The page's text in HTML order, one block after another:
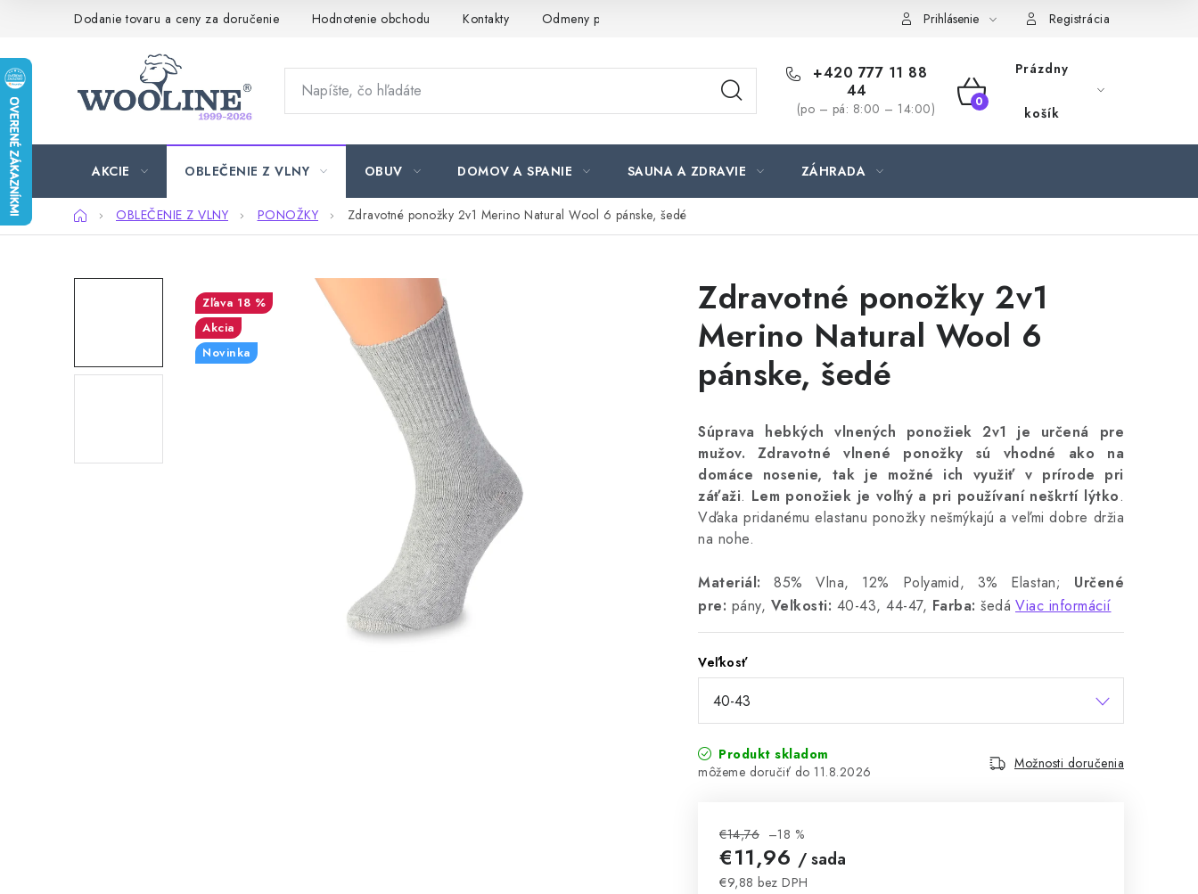
Dodanie tovaru a ceny za doručenie Hodnotenie obchodu Kontakty Odmeny pre našich zákazníkov Prihlásenie Registrácia
+420 777 11 88
44
(po – pá: 8:00 – 14:00)
NÁKUPNÝ
Prázdny
košík
AKCIE OBLEČENIE Z VLNY OBUV DOMOV A SPANIE SAUNA A ZDRAVIE ZÁHRADA
DomovOBLEČENIE Z VLNY PONOŽKY Zdravotné ponožky 2v1 Merino Natural Wool 6 pánske, šedé
Zdravotné ponožky 2v1
Merino Natural Wool 6
pánske, šedé
Súprava hebkých vlnených ponožiek 2v1 je určená pre
mužov.
Zdravotné vlnené ponožky sú vhodné ako na
domáce nosenie, tak je možné ich využiť v prírode pri
záťaži. Lem ponožiek je voľný a pri používaní neškrtí lýtko.
Vďaka pridanému elastanu ponožky nešmýkajú a veľmi dobre držia
na nohe.
Materiál: 85% Vlna, 12% Polyamid, 3% Elastan;
Určené
pre: pány, Veľkosti: 40-43, 44-47, Farba: šedá Viac informácií
Veľkosť
Produkt skladom
11.8.2026
Možnosti doručenia
€14,76 –18 %
€11,96 / sada
€9,88 bez DPH
18 %
Akcia
Novinka